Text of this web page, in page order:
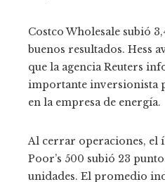
Costco Wholesale subió
buenos resultados. Hess
que la agencia Reuters
importante inversionista
en la empresa de energía.
Al cerrar operaciones, el
Poor’s 500 subió 23
unidades. El promedio